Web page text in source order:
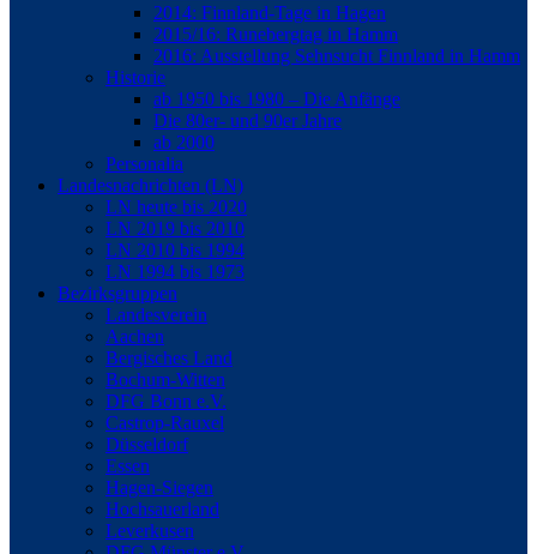
2014: Finnland-Tage in Hagen
2015/16: Runebergtag in Hamm
2016: Ausstellung Sehnsucht Finnland in Hamm
Historie
ab 1950 bis 1980 – Die Anfänge
Die 80er- und 90er Jahre
ab 2000
Personalia
Landesnachrichten (LN)
LN heute bis 2020
LN 2019 bis 2010
LN 2010 bis 1994
LN 1994 bis 1973
Bezirksgruppen
Landesverein
Aachen
Bergisches Land
Bochum-Witten
DFG Bonn e.V.
Castrop-Rauxel
Düsseldorf
Essen
Hagen-Siegen
Hochsauerland
Leverkusen